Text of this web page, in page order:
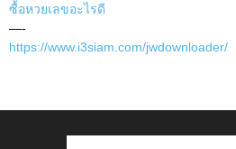
ซื้อหวยเลขอะไรดี
—-
https://www.i3siam.com/jwdownloader/